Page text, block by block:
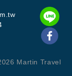
能在旅途中找到
線網絡，方便您
需求。浴室提供
品。
Martin Travel